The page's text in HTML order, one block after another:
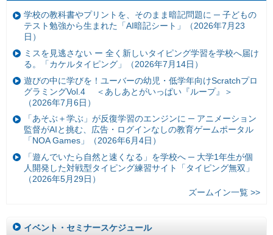
学校の教科書やプリントを、そのまま暗記問題に ─ 子どもの
テスト勉強から生まれた「AI暗記シート」（2026年7月23
日）
ミスを見逃さない ー 全く新しいタイピング学習を学校へ届け
る。「カケルタイピング」（2026年7月14日）
遊びの中に学びを！ユーバーの幼児・低学年向けScratchプロ
グラミングVol.4 ＜あしあとがいっぱい『ループ』＞
（2026年7月6日）
「あそぶ＋学ぶ」が反復学習のエンジンに ─ アニメーション
監督がAIと挑む、広告・ログインなしの教育ゲームポータル
「NOA Games」（2026年6月4日）
「遊んでいたら自然と速くなる」を学校へ ─ 大学1年生が個
人開発した対戦型タイピング練習サイト「タイピング無双」
（2026年5月29日）
ズームイン一覧 >>
イベント・セミナースケジュール